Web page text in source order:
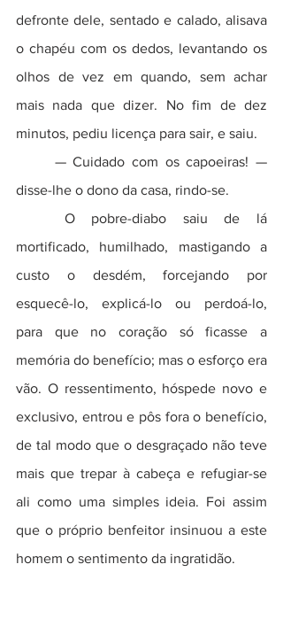
defronte dele, sentado e calado, alisava
o chapéu com os dedos, levantando os
olhos de vez em quando, sem achar
mais nada que dizer. No fim de dez
minutos, pediu licença para sair, e saiu.
disse-lhe o dono da casa, rindo-se.
mortificado, humilhado, mastigando a
custo o desdém, forcejando por
esquecê-lo, explicá-lo ou perdoá-lo,
para que no coração só ficasse a
memória do benefício; mas o esforço era
vão. O ressentimento, hóspede novo e
exclusivo, entrou e pôs fora o benefício,
de tal modo que o desgraçado não teve
mais que trepar à cabeça e refugiar-se
ali como uma simples ideia. Foi assim
que o próprio benfeitor insinuou a este
homem o sentimento da ingratidão.